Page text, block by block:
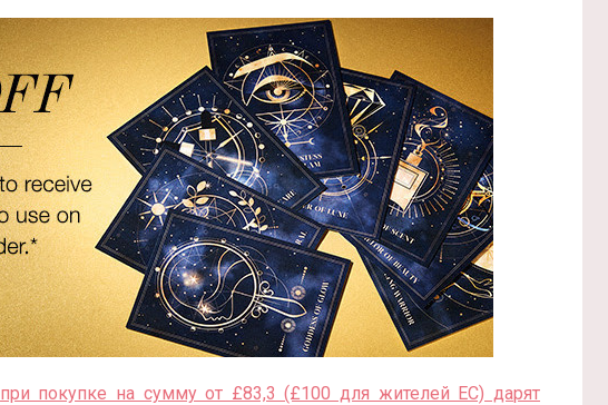
при покупке на сумму от £83,3 (£100 для жителей ЕС) дарят